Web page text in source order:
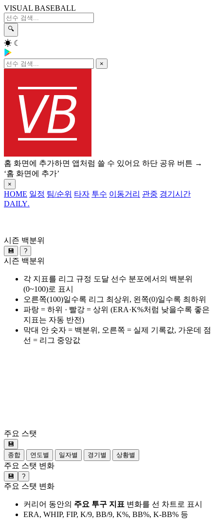
VISUAL BASEBALL
🔍
☀ ☾
×
홈 화면에 추가하면 앱처럼 쓸 수 있어요 하단 공유 버튼 →
‘홈 화면에 추가’
×
HOME 일정 팀/순위 타자 투수 이동거리 관중 경기시간
DAILY.
시즌 백분위
💾 ?
시즌 백분위
각 지표를 리그 규정 도달 선수 분포에서의 백분위
(0~100)로 표시
오른쪽(100)일수록 리그 최상위, 왼쪽(0)일수록 최하위
파랑 = 하위 · 빨강 = 상위 (ERA·K%처럼 낮을수록 좋은
지표는 자동 반전)
막대 안 숫자 = 백분위, 오른쪽 = 실제 기록값, 가운데 점
선 = 리그 중앙값
주요 스탯
💾
종합
연도별 일자별 경기별 상황별
주요 스탯 변화
💾 ?
주요 스탯 변화
커리어 동안의 주요 투구 지표 변화를 선 차트로 표시
ERA, WHIP, FIP, K/9, BB/9, K%, BB%, K-BB% 등